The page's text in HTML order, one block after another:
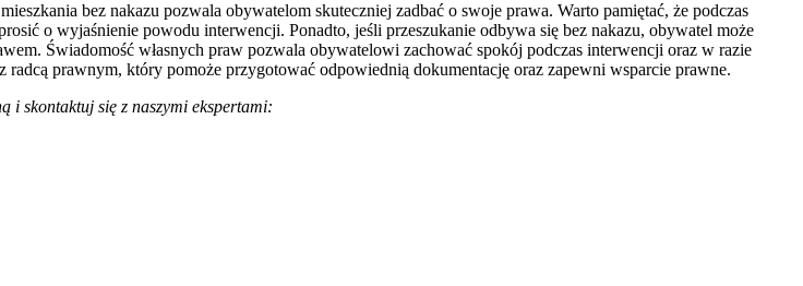
bez nakazu pozwala obywatelom skuteczniej zadbać o swoje prawa. Warto pamiętać, że podczas
o wyjaśnienie powodu interwencji. Ponadto, jeśli przeszukanie odbywa się bez nakazu, obywatel może
Świadomość własnych praw pozwala obywatelowi zachować spokój podczas interwencji oraz w razie
prawnym, który pomoże przygotować odpowiednią dokumentację oraz zapewni wsparcie prawne.
i skontaktuj się z naszymi ekspertami: